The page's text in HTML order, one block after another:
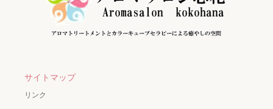
サイトマップ
リンク